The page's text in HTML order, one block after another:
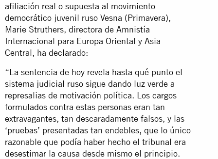
afiliación real o supuesta al movimiento
democrático juvenil ruso Vesna (Primavera),
Marie Struthers, directora de Amnistía
Internacional para Europa Oriental y Asia
Central, ha declarado:
“La sentencia de hoy revela hasta qué punto el
sistema judicial ruso sigue dando luz verde a
represalias de motivación política. Los cargos
formulados contra estas personas eran tan
extravagantes, tan descaradamente falsos, y las
‘pruebas’ presentadas tan endebles, que lo único
razonable que podía haber hecho el tribunal era
desestimar la causa desde mismo el principio.